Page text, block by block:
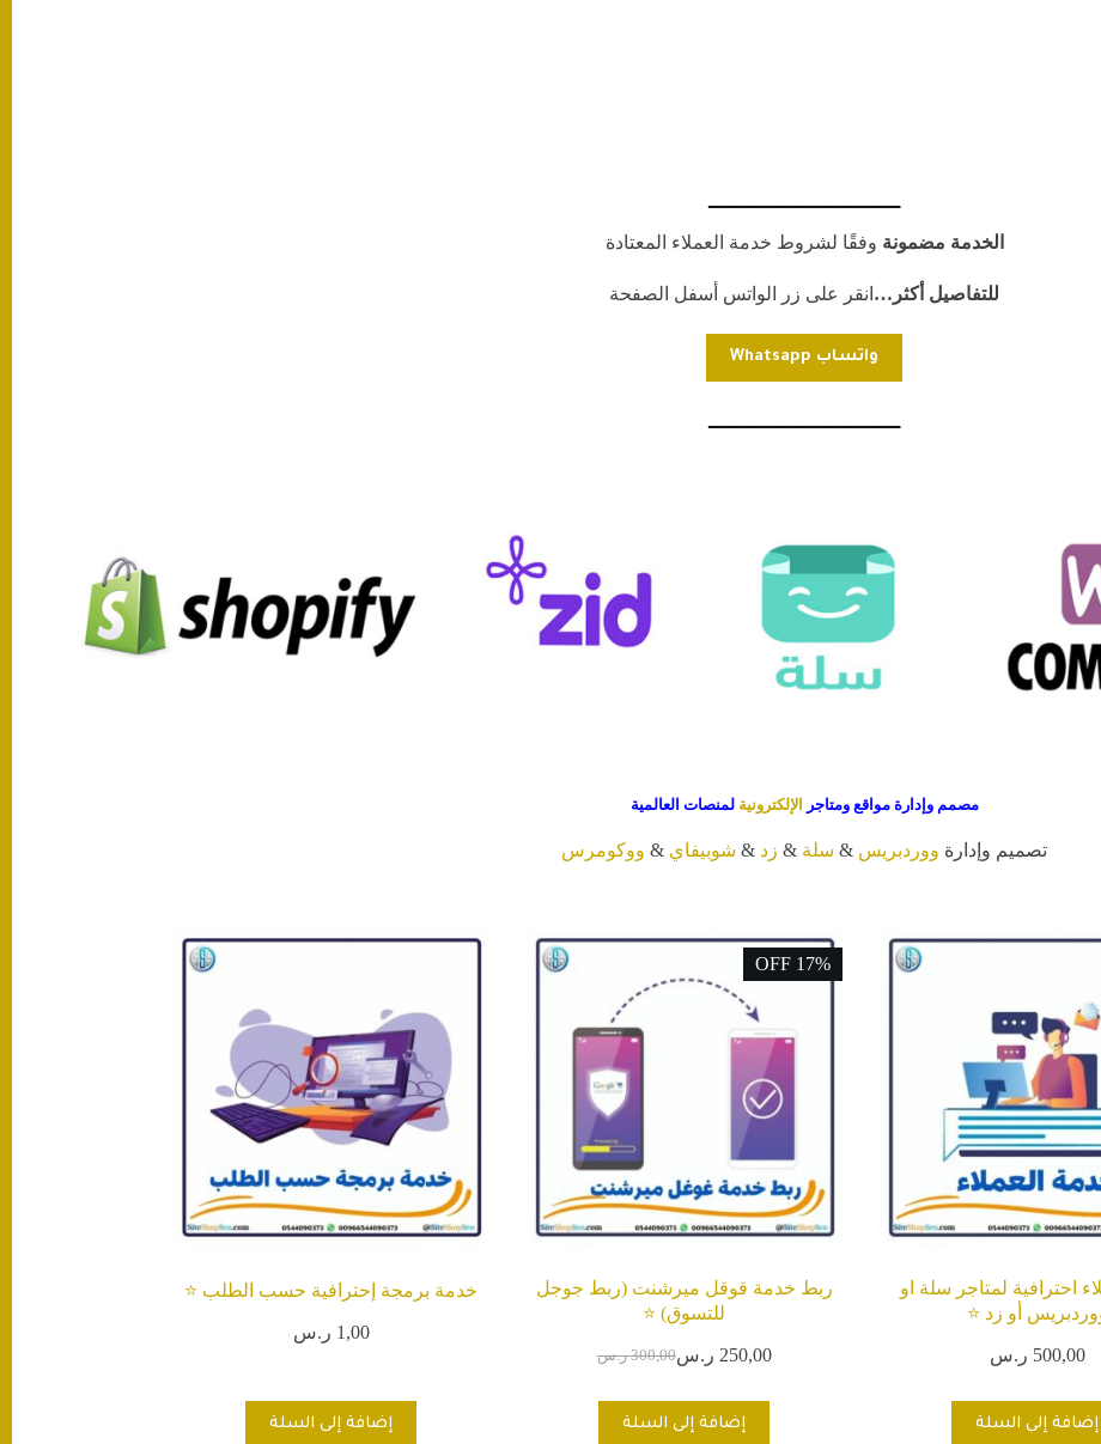
ــــــــــــــــــــــــــــــــ
الخدمة مضمونة وفقًا لشروط خدمة العملاء المعتادة
للتفاصيل أكثر… انقر على زر الواتس أسفل الصفحة
واتساب Whatsapp
ــــــــــــــــــــــــــــــــ
مصمم وإدارة مواقع ومتاجر الإلكترونية لمنصات العالمية
تصميم وإدارة ووردبريس & سلة & زد & شوبيفاي & ووكومرس
احترافية لمتاجر سلة او
أو زد ⭐️
500,00 ر.س
إضافة إلى السلة
17% OFF
ربط خدمة قوقل ميرشنت (ربط جوجل
للتسوق) ⭐️
300,00 ر.س
السعر
300,00 ر.س.
250,00 ر.سالسعر
250,00 ر.س.
إضافة إلى السلة
خدمة برمجة إحترافية حسب الطلب ⭐️
1,00 ر.س
إضافة إلى السلة